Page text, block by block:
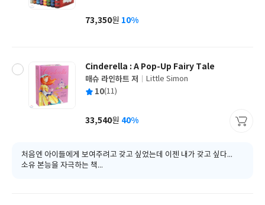
사
가
73,350원 10%
Cinderella : A Pop-Up Fairy Tale
글
쓴
매슈 라인하트 저
출
사
Little Simon
평 10(11)
가
33,540원 40%
처음엔 아이들에게 보여주려고 갖고 싶었는데 이젠 내가 갖고 싶다...
소유 본능을 자극하는 책...